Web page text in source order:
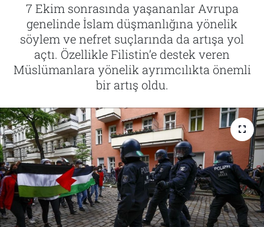
7 Ekim sonrasında yaşananlar Avrupa
genelinde İslam düşmanlığına yönelik
söylem ve nefret suçlarında da artışa yol
açtı. Özellikle Filistin’e destek veren
Müslümanlara yönelik ayrımcılıkta önemli
bir artış oldu.
Özel Haber
Tercüme
İktibas
Dergi
Tarih
Özel Haber
Tercüme
İktibas
Dergi
İletişim
Künye
Süper Lig Puan Durumu ve Fikstür
Tüm Manşetler
Son Dakika Haberleri